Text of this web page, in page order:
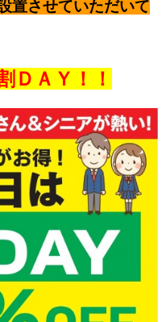
置させていただいて
ＤＡＹ！！